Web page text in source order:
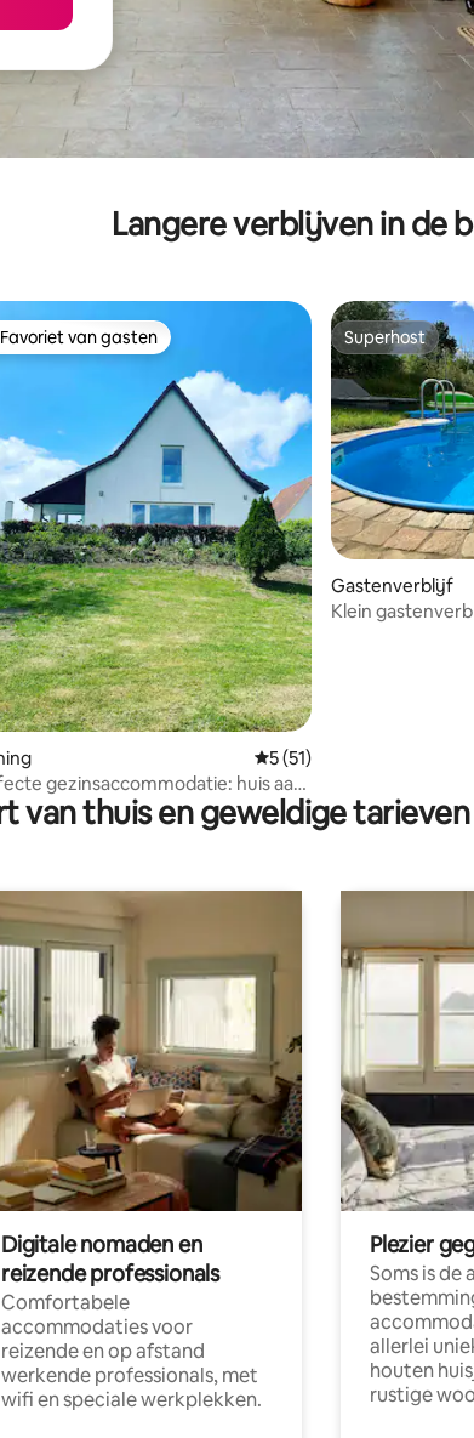
Langere verblijven in de
van 4,88 op 5, 93 recensies
van gasten
Favoriet van gasten
Gemiddelde beoordeling
5 (51)
gezinsaccommodatie: huis aan
☀️
Superhost
Superhost
Gastenverblijf
Klein
van thuis en geweldige
Digitale nomaden en
reizende professionals
Comfortabele
accommodaties voor
reizende en op afstand
werkende professionals, met
wifi en speciale werkplekken.
Plezier
Soms is
allerlei
houten
rustige